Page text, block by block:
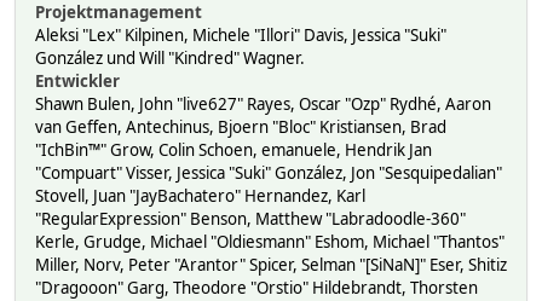
Projektmanagement
Aleksi "Lex" Kilpinen, Michele "Illori" Davis, Jessica "Suki"
González und Will "Kindred" Wagner.
Entwickler
Shawn Bulen, John "live627" Rayes, Oscar "Ozp" Rydhé, Aaron
van Geffen, Antechinus, Bjoern "Bloc" Kristiansen, Brad
"IchBin™" Grow, Colin Schoen, emanuele, Hendrik Jan
"Compuart" Visser, Jessica "Suki" González, Jon "Sesquipedalian"
Stovell, Juan "JayBachatero" Hernandez, Karl
"RegularExpression" Benson, Matthew "Labradoodle-360"
Kerle, Grudge, Michael "Oldiesmann" Eshom, Michael "Thantos"
Miller, Norv, Peter "Arantor" Spicer, Selman "[SiNaN]" Eser, Shitiz
"Dragooon" Garg, Theodore "Orstio" Hildebrandt, Thorsten